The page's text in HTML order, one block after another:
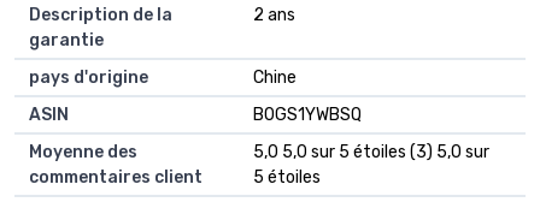
Description de la
garantie
2 ans
pays d'origine
Chine
ASIN
B0GS1YWBSQ
Moyenne des
commentaires client
5,0 5,0 sur 5 étoiles (3) 5,0 sur
5 étoiles